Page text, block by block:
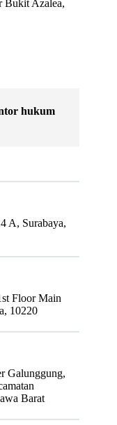
Bukit Azalea,
hukum
A, Surabaya,
Floor Main
10220
Galunggung,
Barat